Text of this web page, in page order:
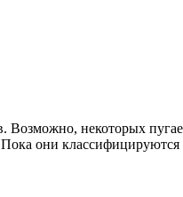
Возможно, некоторых
они